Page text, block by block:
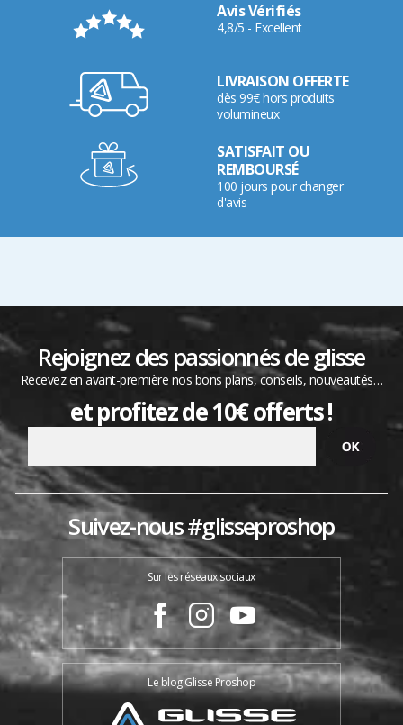
Avis Vérifiés
4,8/5 - Excellent
LIVRAISON OFFERTE
dès 99€ hors produits
volumineux
SATISFAIT OU
REMBOURSÉ
100 jours pour changer
d'avis
Rejoignez des passionnés de glisse
Recevez en avant-première nos bons plans, conseils, nouveautés…
et profitez de 10€ offerts !
Suivez-nous #glisseproshop
Sur les réseaux sociaux
Le blog Glisse Proshop